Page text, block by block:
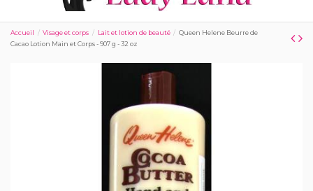
Accueil Visage et corps Lait et lotion de beauté
Queen Helene Beurre de
Cacao Lotion Main et Corps - 907 g - 32 oz